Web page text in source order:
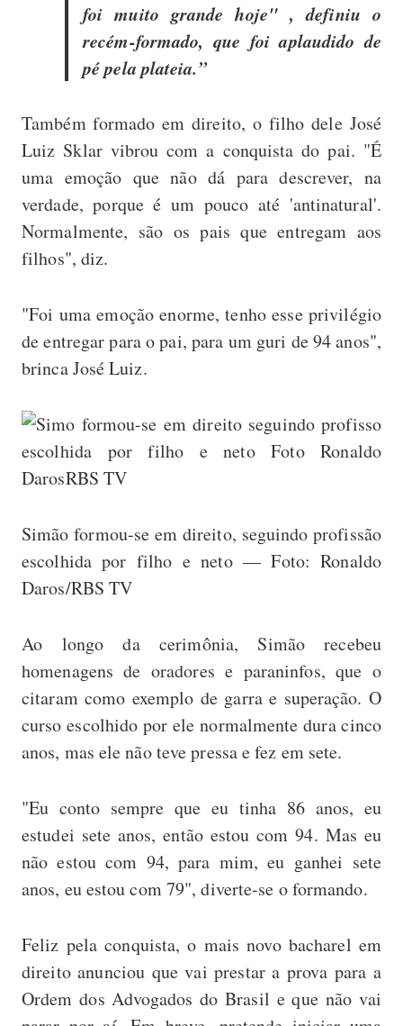
foi muito grande hoje" , definiu o
recém-formado, que foi aplaudido de
pé pela plateia.
Também formado em direito, o filho dele José
Luiz Sklar vibrou com a conquista do pai. "É
uma emoção que não dá para descrever, na
verdade, porque é um pouco até 'antinatural'.
Normalmente, são os pais que entregam aos
filhos", diz.
"Foi uma emoção enorme, tenho esse privilégio
de entregar para o pai, para um guri de 94 anos",
brinca José Luiz.
Simão formou-se em direito, seguindo profissão
escolhida por filho e neto — Foto: Ronaldo
Daros/RBS TV
Ao longo da cerimônia, Simão recebeu
homenagens de oradores e paraninfos, que o
citaram como exemplo de garra e superação. O
curso escolhido por ele normalmente dura cinco
anos, mas ele não teve pressa e fez em sete.
"Eu conto sempre que eu tinha 86 anos, eu
estudei sete anos, então estou com 94. Mas eu
não estou com 94, para mim, eu ganhei sete
anos, eu estou com 79", diverte-se o formando.
Feliz pela conquista, o mais novo bacharel em
direito anunciou que vai prestar a prova para a
Ordem dos Advogados do Brasil e que não vai